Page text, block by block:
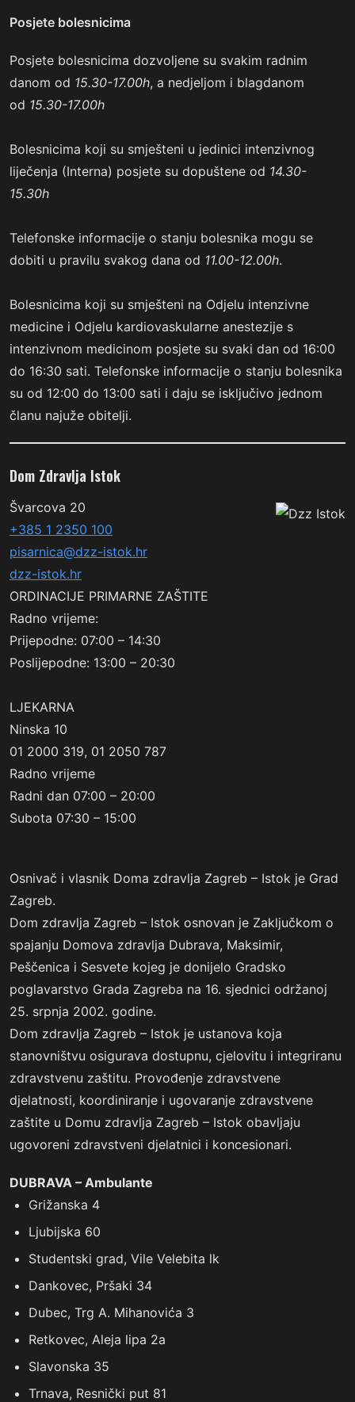
Posjete bolesnicima
Posjete bolesnicima dozvoljene su svakim radnim
danom od 15.30-17.00h, a nedjeljom i blagdanom
od 15.30-17.00h
Bolesnicima koji su smješteni u jedinici intenzivnog
liječenja (Interna) posjete su dopuštene od 14.30-
15.30h
Telefonske informacije o stanju bolesnika mogu se
dobiti u pravilu svakog dana od 11.00-12.00h.
Bolesnicima koji su smješteni na Odjelu intenzivne
medicine i Odjelu kardiovaskularne anestezije s
intenzivnom medicinom posjete su svaki dan od 16:00
do 16:30 sati. Telefonske informacije o stanju bolesnika
su od 12:00 do 13:00 sati i daju se isključivo jednom
članu najuže obitelji.
Dom Zdravlja Istok
Švarcova 20
+385 1 2350 100
pisarnica@dzz-istok.hr
dzz-istok.hr
ORDINACIJE PRIMARNE ZAŠTITE
Radno vrijeme:
Prijepodne: 07:00 – 14:30
Poslijepodne: 13:00 – 20:30
LJEKARNA
Ninska 10
01 2000 319, 01 2050 787
Radno vrijeme
Radni dan 07:00 – 20:00
Subota 07:30 – 15:00
Osnivač i vlasnik Doma zdravlja Zagreb – Istok je Grad
Zagreb.
Dom zdravlja Zagreb – Istok osnovan je Zaključkom o
spajanju Domova zdravlja Dubrava, Maksimir,
Peščenica i Sesvete kojeg je donijelo Gradsko
poglavarstvo Grada Zagreba na 16. sjednici održanoj
25. srpnja 2002. godine.
Dom zdravlja Zagreb – Istok je ustanova koja
stanovništvu osigurava dostupnu, cjelovitu i integriranu
zdravstvenu zaštitu. Provođenje zdravstvene
djelatnosti, koordiniranje i ugovaranje zdravstvene
zaštite u Domu zdravlja Zagreb – Istok obavljaju
ugovoreni zdravstveni djelatnici i koncesionari.
DUBRAVA – Ambulante
Grižanska 4
Ljubijska 60
Studentski grad, Vile Velebita lk
Dankovec, Pršaki 34
Dubec, Trg A. Mihanovića 3
Retkovec, Aleja lipa 2a
Slavonska 35
Trnava, Resnički put 81